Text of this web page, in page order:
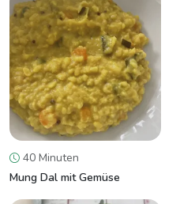
40 Minuten
Mung Dal mit Gemüse